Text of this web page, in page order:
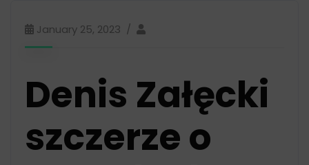
January 25, 2023
Denis Załęcki
szczerze o